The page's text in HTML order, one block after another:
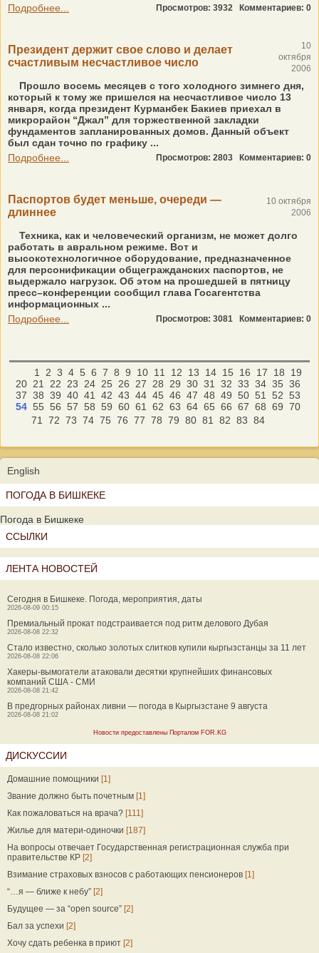
Подробнее...
Просмотров: 3932 Комментариев: 0
Президент держит свое слово и делает
счастливым несчастливое число
10
октября
2006
Прошло восемь месяцев с того холодного зимнего дня,
который к тому же пришелся на несчастливое число 13
января, когда президент Курманбек Бакиев приехал в
микрорайон “Джал” для торжественной закладки
фундаментов запланированных домов. Данный объект
был сдан точно по графику ...
Подробнее...
Просмотров: 2803 Комментариев: 0
Паспортов будет меньше, очереди —
длиннее
10 октября
2006
Техника, как и человеческий организм, не может долго
работать в авральном режиме. Вот и
высокотехнологичное оборудование, предназначенное
для персонификации общегражданских паспортов, не
выдержало нагрузок. Об этом на прошедшей в пятницу
пресс–конференции сообщил глава Госагентства
информационных ...
Подробнее...
Просмотров: 3081 Комментариев: 0
1 2 3 4 5 6 7 8 9 10 11 12 13 14 15 16 17 18
19
20 21 22 23 24 25 26 27 28 29 30 31 32 33 34 35 36
37 38 39 40 41 42 43 44 45 46 47 48 49 50 51 52 53
54 55 56 57 58 59 60 61 62 63 64 65 66 67 68 69 70
71
72 73 74 75 76 77 78 79 80 81 82 83 84
English
ПОГОДА В БИШКЕКЕ
Погода в Бишкеке
ССЫЛКИ
ЛЕНТА НОВОСТЕЙ
Сегодня в Бишкеке. Погода, мероприятия, даты
2026-08-09 00:15
Премиальный прокат подстраивается под ритм делового Дубая
2026-08-08 22:32
Стало известно, сколько золотых слитков купили кыргызстанцы за 11 лет
2026-08-08 22:06
Хакеры-вымогатели атаковали десятки крупнейших финансовых
компаний США - СМИ
2026-08-08 21:42
В предгорных районах ливни — погода в Кыргызстане 9 августа
2026-08-08 21:02
Новости предоставлены Порталом FOR.KG
ДИСКУССИИ
Домашние помощники [1]
Звание должно быть почетным [1]
Как пожаловаться на врача? [111]
Жилье для матери-одиночки [187]
На вопросы отвечает Государственная регистрационная служба при
правительстве КР [2]
Взимание страховых взносов с работающих пенсионеров [1]
“…я — ближе к небу” [2]
Будущее — за “open source” [2]
Бал за успехи [2]
Хочу сдать ребенка в приют [2]